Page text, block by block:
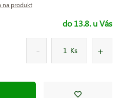
na produkt
do 13.8. u Vás
Ks